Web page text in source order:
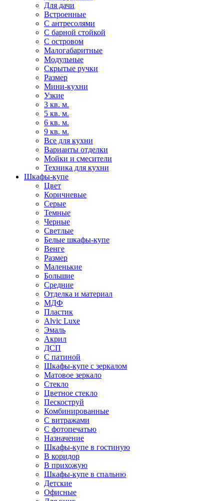
Для дачи
Встроенные
С антресолями
С барной стойкой
С островом
Малогабаритные
Модульные
Скрытые ручки
Размер
Мини-кухни
Узкие
3 кв. м.
5 кв. м.
6 кв. м.
9 кв. м.
Все для кухни
Варианты отделки
Мойки и смесители
Техника для кухни
Шкафы-купе
Цвет
Коричневые
Серые
Темные
Черные
Светлые
Белые шкафы-купе
Венге
Размер
Маленькие
Большие
Средние
Отделка и материал
МДФ
Пластик
Alvic Luxe
Эмаль
Акрил
ДСП
С патиной
Шкафы-купе с зеркалом
Матовое зеркало
Стекло
Цветное стекло
Пескоструй
Комбинированные
С витражами
С фотопечатью
Назначение
Шкафы-купе в гостиную
В коридор
В прихожую
Шкафы-купе в спальню
Детские
Офисные